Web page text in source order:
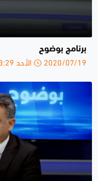
برنامج بوضوح
2020/07/19 الأحد 23:29 م